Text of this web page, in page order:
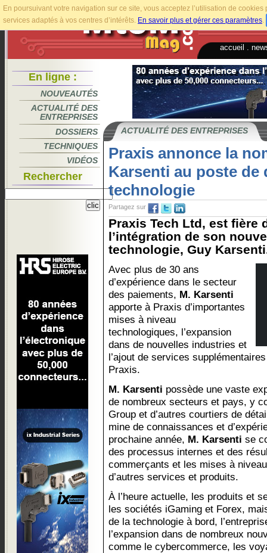
En poursuivant votre navigation sur ce site, vous acceptez l’utilisation de
services adaptés à vos centres d’intérêts. En savoir plus et gérer ces paramètres.
accueil
En ligne :
NOUVEAUTÉS
ACTUALITÉ DES
ENTREPRISES
DOSSIERS
TECHNIQUES
VIDÉOS
Rechercher
ACTUALITÉ DES ENTREPRISES
Praxis annonce la
Karsenti au poste de
technologie
Partagez sur
Praxis Tech Ltd, est fière
l’intégration de son
technologie, Guy
Avec plus de 30 ans
d’expérience dans le secteur
des paiements, M. Karsenti
apporte à Praxis d’importantes
mises à niveau
technologiques, l’expansion
dans de nouvelles industries et
l’ajout de services
Praxis.
M. Karsenti possède une vaste
de nombreux secteurs et pays, y
Group et d’autres courtiers de
mine de connaissances et
prochaine année, M. Karsenti se
des processus internes et des
commerçants et les mises à
d’autres services et produits.
À l’heure actuelle, les produits et
les sociétés iGaming et Forex,
de la technologie à bord,
l’expansion dans de nombreux
comme le cybercommerce, les